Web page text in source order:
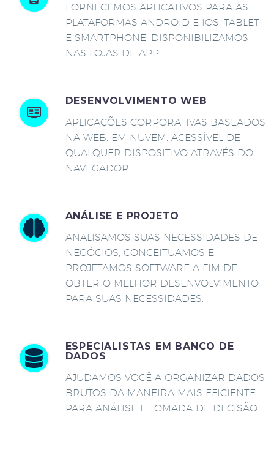
FORNECEMOS APLICATIVOS PARA AS
PLATAFORMAS ANDROID E IOS, TABLET
E SMARTPHONE. DISPONIBILIZAMOS
NAS LOJAS DE APP.
DESENVOLVIMENTO WEB
APLICAÇÕES CORPORATIVAS BASEADOS
NA WEB, EM NUVEM, ACESSÍVEL DE
QUALQUER DISPOSITIVO ATRAVÉS DO
NAVEGADOR.
ANÁLISE E PROJETO
ANALISAMOS SUAS NECESSIDADES DE
NEGÓCIOS, CONCEITUAMOS E
PROJETAMOS SOFTWARE A FIM DE
OBTER O MELHOR DESENVOLVIMENTO
PARA SUAS NECESSIDADES.
ESPECIALISTAS EM BANCO DE
DADOS
AJUDAMOS VOCÊ A ORGANIZAR DADOS
BRUTOS DA MANEIRA MAIS EFICIENTE
PARA ANÁLISE E TOMADA DE DECISÃO.